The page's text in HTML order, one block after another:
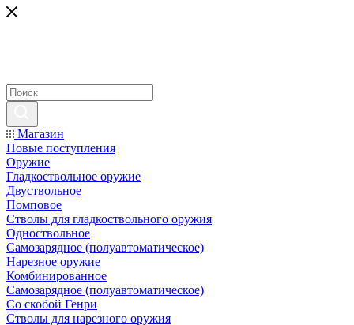
Магазин
Новые поступления
Оружие
Гладкоствольное оружие
Двуствольное
Помповое
Стволы для гладкоствольного оружия
Одноствольное
Самозарядное (полуавтоматическое)
Нарезное оружие
Комбинированное
Самозарядное (полуавтоматическое)
Со скобой Генри
Стволы для нарезного оружия